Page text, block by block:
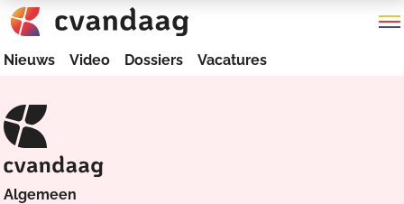
Nieuws Video Dossiers Vacatures
Algemeen